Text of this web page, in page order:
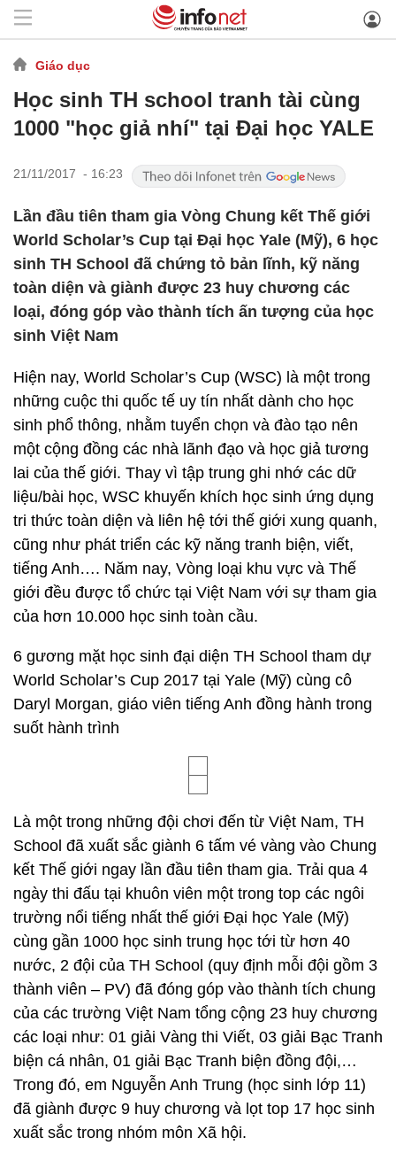
Giáo dục
Học sinh TH school tranh tài cùng
1000 "học giả nhí" tại Đại học YALE
21/11/2017 - 16:23
Lần đầu tiên tham gia Vòng Chung kết Thế giới
World Scholar’s Cup tại Đại học Yale (Mỹ), 6 học
sinh TH School đã chứng tỏ bản lĩnh, kỹ năng
toàn diện và giành được 23 huy chương các
loại, đóng góp vào thành tích ấn tượng của học
sinh Việt Nam
Hiện nay, World Scholar’s Cup (WSC) là một trong
những cuộc thi quốc tế uy tín nhất dành cho học
sinh phổ thông, nhằm tuyển chọn và đào tạo nên
một cộng đồng các nhà lãnh đạo và học giả tương
lai của thế giới. Thay vì tập trung ghi nhớ các dữ
liệu/bài học, WSC khuyến khích học sinh ứng dụng
tri thức toàn diện và liên hệ tới thế giới xung quanh,
cũng như phát triển các kỹ năng tranh biện, viết,
tiếng Anh…. Năm nay, Vòng loại khu vực và Thế
giới đều được tổ chức tại Việt Nam với sự tham gia
của hơn 10.000 học sinh toàn cầu.
6 gương mặt học sinh đại diện TH School tham dự
World Scholar’s Cup 2017 tại Yale (Mỹ) cùng cô
Daryl Morgan, giáo viên tiếng Anh đồng hành trong
suốt hành trình
Là một trong những đội chơi đến từ Việt Nam, TH
School đã xuất sắc giành 6 tấm vé vàng vào Chung
kết Thế giới ngay lần đầu tiên tham gia. Trải qua 4
ngày thi đấu tại khuôn viên một trong top các ngôi
trường nổi tiếng nhất thế giới Đại học Yale (Mỹ)
cùng gần 1000 học sinh trung học tới từ hơn 40
nước, 2 đội của TH School (quy định mỗi đội gồm 3
thành viên – PV) đã đóng góp vào thành tích chung
của các trường Việt Nam tổng cộng 23 huy chương
các loại như: 01 giải Vàng thi Viết, 03 giải Bạc Tranh
biện cá nhân, 01 giải Bạc Tranh biện đồng đội,…
Trong đó, em Nguyễn Anh Trung (học sinh lớp 11)
đã giành được 9 huy chương và lọt top 17 học sinh
xuất sắc trong nhóm môn Xã hội.